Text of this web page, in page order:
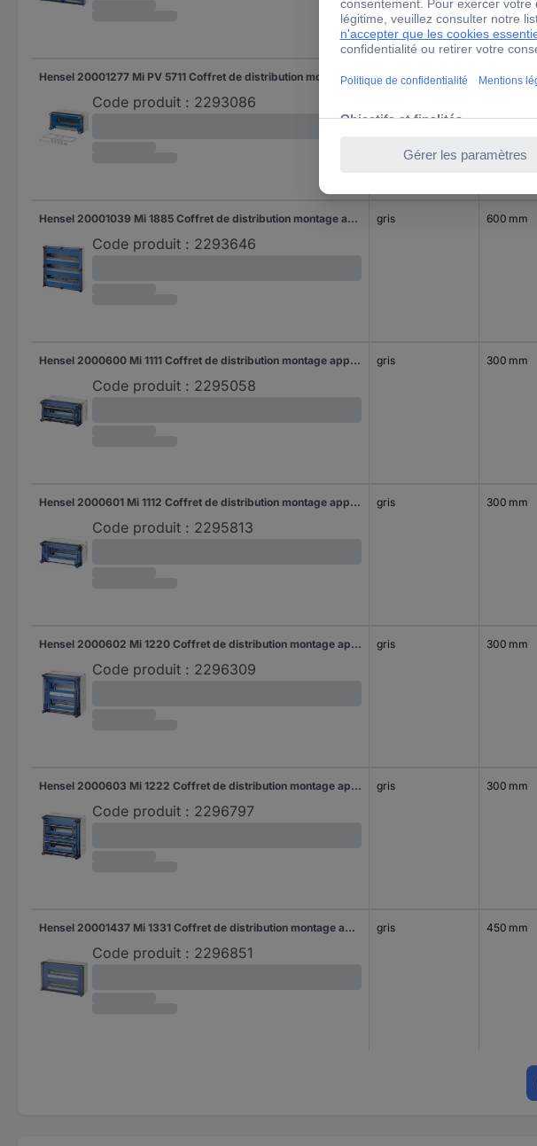
Hensel 20001277 Mi PV 5711 Coffret de distribution montage apparent (en saillie) Nombre de divisions = 12 Nbr de rangées = 1 Contenu 1 pc(s)
Code produit : 2293086
gris 300 mm
Hensel 20001039 Mi 1885 Coffret de distribution montage apparent (en saillie) Nombre de divisions = 84 Nbr de rangées = 3 Contenu 1 pc(s)
Code produit : 2293646
gris 600 mm
Hensel 2000600 Mi 1111 Coffret de distribution montage apparent (en saillie) Nombre de divisions = 12 Nbr de rangées = 1 Contenu 1 pc(s)
Code produit : 2295058
gris 300 mm
Hensel 2000601 Mi 1112 Coffret de distribution montage apparent (en saillie) Nombre de divisions = 12 Nbr de rangées = 1 Contenu 1 pc(s)
Code produit : 2295813
gris 300 mm
Hensel 2000602 Mi 1220 Coffret de distribution montage apparent (en saillie) Nombre de divisions = 24 Nbr de rangées = 2 Contenu 1 pc(s)
Code produit : 2296309
gris 300 mm
Hensel 2000603 Mi 1222 Coffret de distribution montage apparent (en saillie) Nombre de divisions = 24 Nbr de rangées = 2 Contenu 1 pc(s)
Code produit : 2296797
gris 300 mm
Hensel 20001437 Mi 1331 Coffret de distribution montage apparent (en saillie) Nombre de divisions = 36 Nbr de rangées = 3 Contenu 1 pc(s)
Code produit : 2296851
gris 450 mm